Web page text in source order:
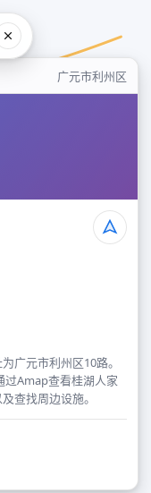
广元市利州区
广元市利州区10路。
过Amap查看桂湖人家
查找周边设施。